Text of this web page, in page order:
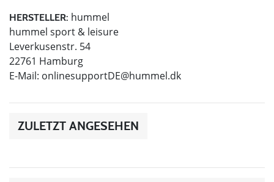
HERSTELLER: hummel
hummel sport & leisure
Leverkusenstr. 54
22761 Hamburg
E-Mail: onlinesupportDE@hummel.dk
ZULETZT ANGESEHEN